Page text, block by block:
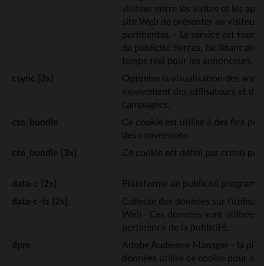
visiteur entre les visites et les
site Web de présenter au visiteur
pertinentes. - Le service est
de publicité tierces, facilitant ainsi
temps réel pour les annonceurs.
csync [2x]
Optimise la visualisation des
mouvement des utilisateurs et
campagnes.
cto_bundle
Ce cookie est utilisé à des fins
des conversions.
cto_bundle [3x]
Ce cookie est défini par criteo
data-c [2x]
Plateforme de publicité
data-c-ts [2x]
Collecte des données sur
Web - Ces données sont utilisées
pertinence de la publicité.
dpm
Adobe Audience Manager - la
données utilise ce cookie pour